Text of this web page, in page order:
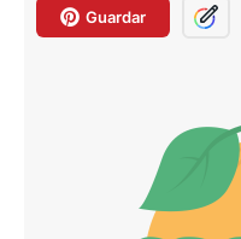
Guardar